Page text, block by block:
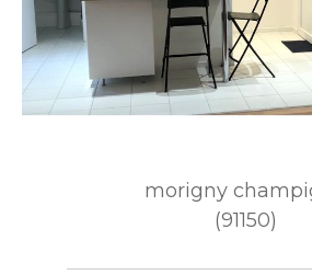
morigny
(91150)